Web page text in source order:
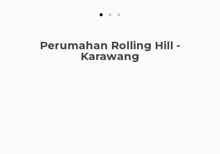
Perumahan Rolling Hill -
Karawang